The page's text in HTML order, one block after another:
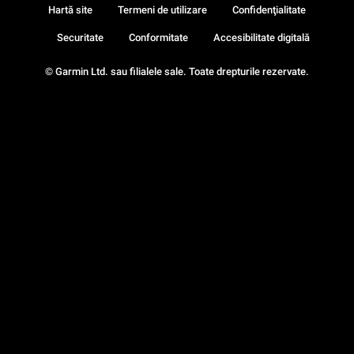
© Garmin Ltd. sau filialele sale. Toate drepturile rezervate.
Hartă site Termeni de utilizare Confidenţialitate
Securitate Conformitate Accesibilitate digitală